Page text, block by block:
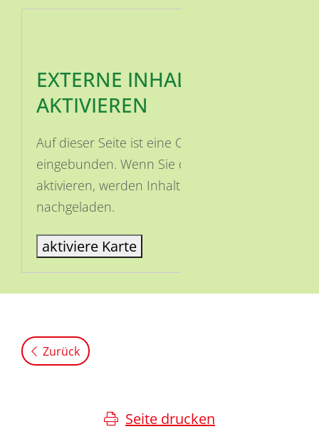
EXTERNE INHALTE
AKTIVIEREN
Auf dieser Seite ist eine OSM Karte
eingebunden. Wenn Sie die Karte
aktivieren, werden Inhalte von OSM
nachgeladen.
aktiviere Karte
Zurück
Seite drucken